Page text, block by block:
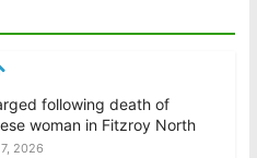
following death of
woman in Fitzroy North
2026